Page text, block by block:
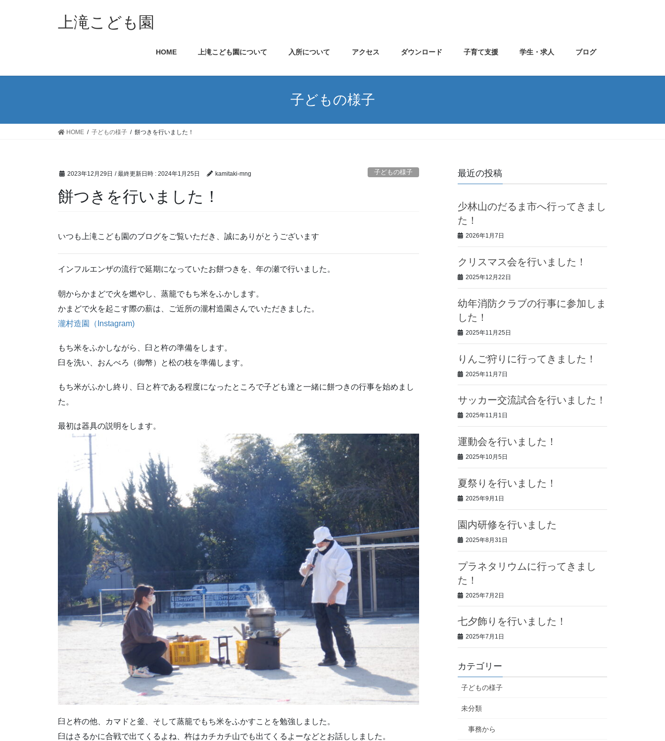
ス
ン
上滝こども園
HOME 上滝こども園について 入所について アクセス ダウンロード 子育て支援 学生・求人 ブログ
子どもの様子
HOME 子どもの様子 餅つきを行いました！
2023年12月29日 / 最終更新日時 : 2024年1月25日 kamitaki-mng 子どもの様子
餅つきを行いました！
いつも上滝こども園のブログをご覧いただき、誠にありがとうございます
インフルエンザの流行で延期になっていたお餅つきを、年の瀬で行いました。
朝からかまどで火を燃やし、蒸籠でもち米をふかします。
かまどで火を起こす際の薪は、ご近所の瀧村造園さんでいただきました。
瀧村造園（Instagram)
もち米をふかしながら、臼と杵の準備をします。
臼を洗い、おんべろ（御幣）と松の枝を準備します。
もち米がふかし終り、臼と杵である程度になったところで子ども達と一緒に餅つきの行事を始めまし
た。
最初は器具の説明をします。
臼と杵の他、カマドと釜、そして蒸籠でもち米をふかすことを勉強しました。
臼はさるかに合戦で出てくるよね、杵はカチカチ山でも出てくるよーなどとお話ししました。
最近の投稿
少林山のだるま市へ行ってきまし
た！
2026年1月7日
クリスマス会を行いました！
2025年12月22日
幼年消防クラブの行事に参加しま
した！
2025年11月25日
りんご狩りに行ってきました！
2025年11月7日
サッカー交流試合を行いました！
2025年11月1日
運動会を行いました！
2025年10月5日
夏祭りを行いました！
2025年9月1日
園内研修を行いました
2025年8月31日
プラネタリウムに行ってきまし
た！
2025年7月2日
七夕飾りを行いました！
2025年7月1日
カテゴリー
子どもの様子
未分類
事務から